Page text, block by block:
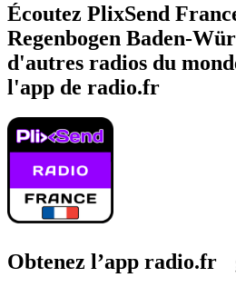
Écoutez PlixSend
Regenbogen Baden-
d'autres radios du
l'app de radio.fr
Obtenez l’app radio.fr